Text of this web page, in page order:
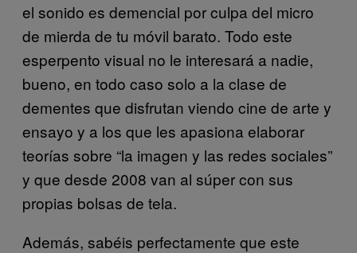
el sonido es demencial por culpa del micro
de mierda de tu móvil barato. Todo este
esperpento visual no le interesará a nadie,
bueno, en todo caso solo a la clase de
dementes que disfrutan viendo cine de arte y
ensayo y a los que les apasiona elaborar
teorías sobre “la imagen y las redes sociales”
y que desde 2008 van al súper con sus
propias bolsas de tela.
Además, sabéis perfectamente que este